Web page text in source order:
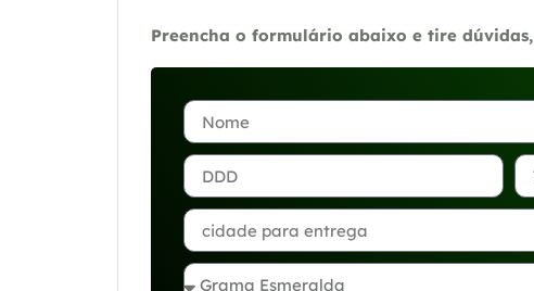
Preencha o formulário abaixo e tire